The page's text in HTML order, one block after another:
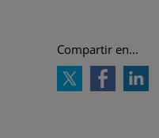
Compartir en...